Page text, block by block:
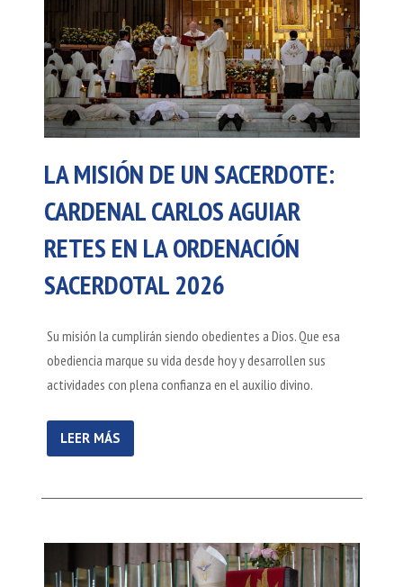
LA MISIÓN DE UN SACERDOTE:
CARDENAL CARLOS AGUIAR
RETES EN LA ORDENACIÓN
SACERDOTAL 2026
Su misión la cumplirán siendo obedientes a Dios. Que esa
obediencia marque su vida desde hoy y desarrollen sus
actividades con plena confianza en el auxilio divino.
LEER MÁS